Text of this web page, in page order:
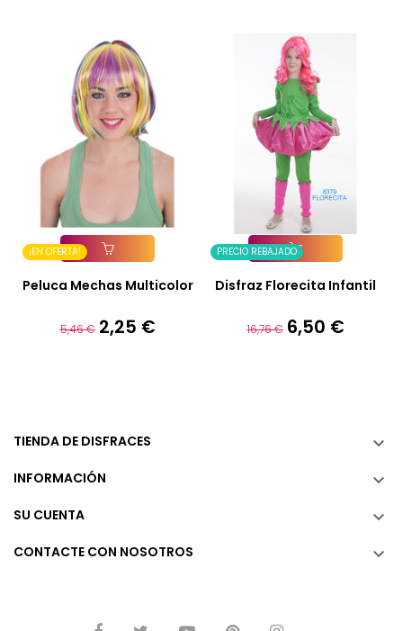
¡EN OFERTA!
Añadir A La Cesta
Peluca Mechas Multicolor
Precio
5,46 € Precio
2,25 €
PRECIO REBAJADO
Añadir A La Cesta
Disfraz Florecita Infantil
Precio
16,76 € Precio
6,50 €
TIENDA DE DISFRACES 
INFORMACIÓN 
SU CUENTA 
CONTACTE CON NOSOTROS 